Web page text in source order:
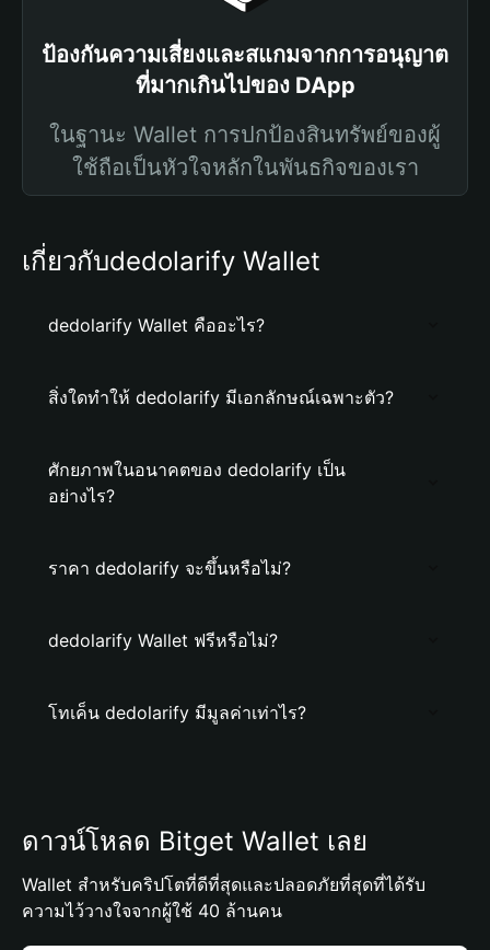
ป้องกันความเสี่ยงและสแกมจากการอนุญาต
ที่มากเกินไปของ DApp
ในฐานะ Wallet การปกป้องสินทรัพย์ของผู้
ใช้ถือเป็นหัวใจหลักในพันธกิจของเรา
เกี่ยวกับdedolarify Wallet
dedolarify Wallet คืออะไร?
สิ่งใดทำให้ dedolarify มีเอกลักษณ์เฉพาะตัว?
ศักยภาพในอนาคตของ dedolarify เป็น
อย่างไร?
ราคา dedolarify จะขึ้นหรือไม่?
dedolarify Wallet ฟรีหรือไม่?
โทเค็น dedolarify มีมูลค่าเท่าไร?
ดาวน์โหลด Bitget Wallet เลย
Wallet สำหรับคริปโตที่ดีที่สุดและปลอดภัยที่สุดที่ได้รับ
ความไว้วางใจจากผู้ใช้ 40 ล้านคน